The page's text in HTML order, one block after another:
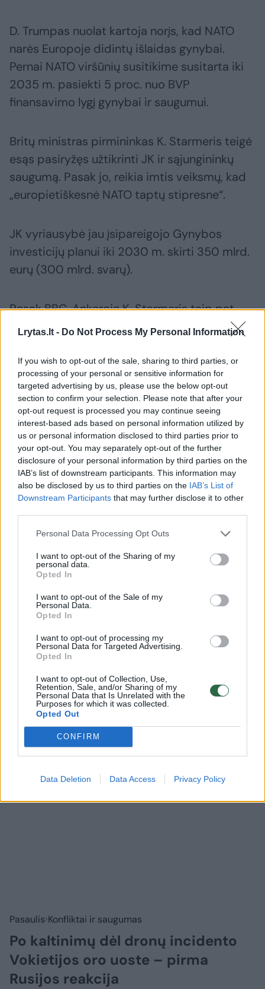
Lrytas.lt - Do Not Process My Personal Information
If you wish to opt-out of the sale, sharing to third parties, or
processing of your personal or sensitive information for
targeted advertising by us, please use the below opt-out
section to confirm your selection. Please note that after your
opt-out request is processed you may continue seeing
interest-based ads based on personal information utilized by
us or personal information disclosed to third parties prior to
your opt-out. You may separately opt-out of the further
disclosure of your personal information by third parties on the
IAB’s list of downstream participants. This information may
also be disclosed by us to third parties on the IAB’s List of
Downstream Participants that may further disclose it to other
Personal Data Processing Opt Outs
I want to opt-out of the Sharing of my
personal data.
Opted In
I want to opt-out of the Sale of my
Personal Data.
Opted In
I want to opt-out of processing my
Personal Data for Targeted Advertising.
Opted In
I want to opt-out of Collection, Use,
Retention, Sale, and/or Sharing of my
Personal Data that Is Unrelated with the
Purposes for which it was collected.
Opted Out
CONFIRM
Data Deletion Data Access Privacy Policy
D. Trumpas nuolat kartoja norįs, kad NATO
narės Europoje didintų išlaidas gynybai.
Pernai NATO viršūnių susitikime susitarta iki
2035 m. pasiekti 5 proc. nuo BVP
finansavimo lygį gynybai ir saugumui.
Britų ministras pirmininkas K. Starmeris teigė
esąs pasiryžęs užtikrinti JK ir sąjungininkų
saugumą. Pasak jo, reikia imtis veiksmų, kad
„europietiškesnė NATO taptų stipresne“.
JK vyriausybė jau įsipareigojo Gynybos
investicijų planui iki 2030 m. skirti 350 mlrd.
eurų (300 mlrd. svarų).
Pasak BBC, Ankaroje K. Starmeris taip pat
turėtų pabrėžti Rusijos keliamą grėsmę
JK vyriausybė paskelbė, kad per
pastaruosius dvejus metus NATO naikintuvai
daugiau nei 700 kartų kilo atpažinti prie
šalies oro erdvės priartėjančių Rusijos karo
lėktuvų, o Rusijos kariuomenės aktyvumas
prie JK vandenų padidėjo 30 proc.
Komentuoti po šiuo straipsniu
Komentuoti gali tik Lrytas registruoti vartotojai.
Prisijunkite prie registruotų vartotojų
bendruomenės ir bendraukite komentaruose!
Rodyti komentarus
Prisijungti komentatoriams
Pasaulis Konfliktai ir saugumas
Po kaltinimų dėl dronų incidento
Vokietijos oro uoste – pirma
Rusijos reakcija